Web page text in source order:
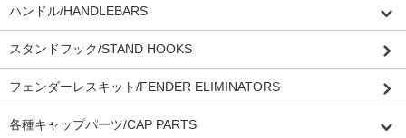
ハンドル/HANDLEBARS
スタンドフック/STAND HOOKS
フェンダーレスキット/FENDER ELIMINATORS
各種キャップパーツ/CAP PARTS